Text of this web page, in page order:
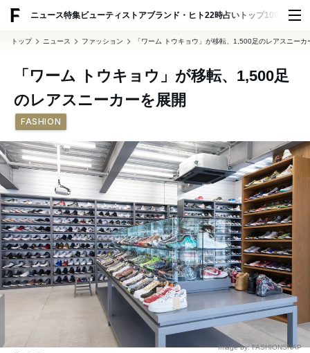
ニュース特集ビューティ ストアブランド・ヒト22時占い トップ100 スナッ
トップ ニュース ファッション 「ワーム トウキョウ」が移転、1,500足のレアスニーカ
「ワーム トウキョウ」が移転、1,500足
のレアスニーカーを展開
FASHION
Image by: FASHIONSNAP